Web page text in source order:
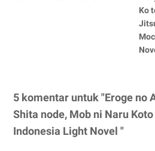
Ko
5 komentar untuk "Eroge no
Shita node, Mob ni Naru
Indonesia Light Novel "